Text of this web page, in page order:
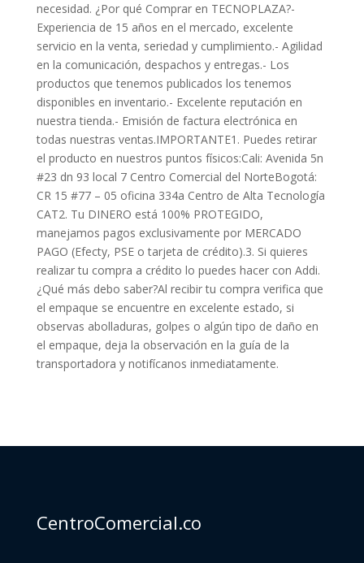
necesidad. ¿Por qué Comprar en TECNOPLAZA?-
Experiencia de 15 años en el mercado, excelente
servicio en la venta, seriedad y cumplimiento.- Agilidad
en la comunicación, despachos y entregas.- Los
productos que tenemos publicados los tenemos
disponibles en inventario.- Excelente reputación en
nuestra tienda.- Emisión de factura electrónica en
todas nuestras ventas.IMPORTANTE1. Puedes retirar
el producto en nuestros puntos físicos:Cali: Avenida 5n
#23 dn 93 local 7 Centro Comercial del NorteBogotá:
CR 15 #77 – 05 oficina 334a Centro de Alta Tecnología
CAT2. Tu DINERO está 100% PROTEGIDO,
manejamos pagos exclusivamente por MERCADO
PAGO (Efecty, PSE o tarjeta de crédito).3. Si quieres
realizar tu compra a crédito lo puedes hacer con Addi.
¿Qué más debo saber?Al recibir tu compra verifica que
el empaque se encuentre en excelente estado, si
observas abolladuras, golpes o algún tipo de daño en
el empaque, deja la observación en la guía de la
transportadora y notifícanos inmediatamente.
CentroComercial.co